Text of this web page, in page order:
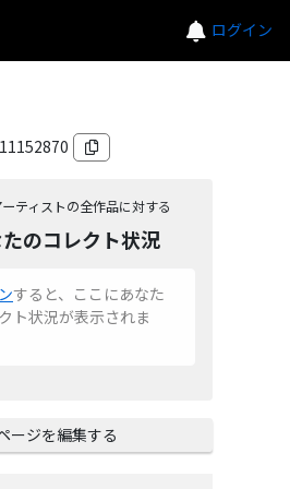
ログイン
11152870
ーティストの全作品に対する
のコレクト状況
すると、ここにあなた
ト状況が表示されま
ージを編集する